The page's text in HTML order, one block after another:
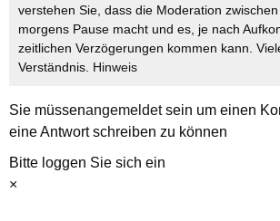
verstehen Sie, dass die Moderation
morgens Pause macht und es, je nach
zeitlichen Verzögerungen kommen kann.
Verständnis. Hinweis
Sie müssenangemeldetsein um einen
eine Antwort schreiben zu können
Bitte loggen Sie sich ein
×